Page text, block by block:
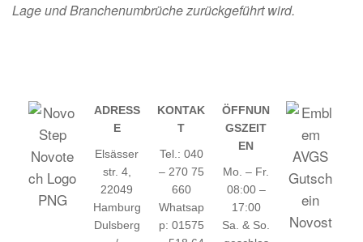
Lage und Branchenumbrüche zurückgeführt wird.
ADRESS
E
Elsässer
str. 4,
22049
Hamburg
Dulsberg
KONTAK
T
Tel.: 040
– 270 75
660
Whatsap
p: 01575
ÖFFNUN
GSZEIT
EN
Mo. – Fr.
08:00 –
17:00
Sa. & So.